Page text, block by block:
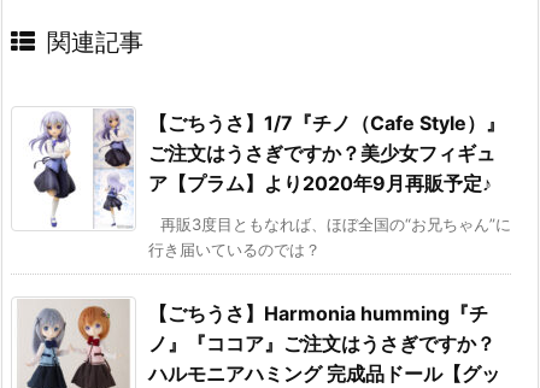
関連記事
【ごちうさ】1/7『チノ（Cafe Style）』
ご注文はうさぎですか？美少女フィギュ
ア【プラム】より2020年9月再販予定♪
再販3度目ともなれば、ほぼ全国の“お兄ちゃん”に
行き届いているのでは？
【ごちうさ】Harmonia humming『チ
ノ』『ココア』ご注文はうさぎですか？
ハルモニアハミング 完成品ドール【グッ